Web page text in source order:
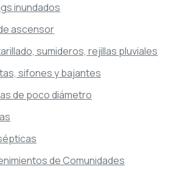
inundados
ascensor
sumideros, rejillas pluviales
sifones y bajantes
de poco diámetro
de Comunidades